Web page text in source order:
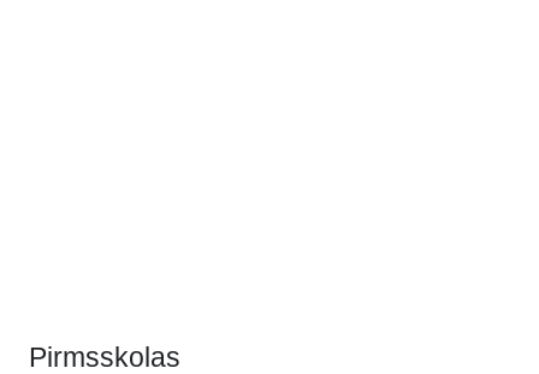
Pirmsskolas